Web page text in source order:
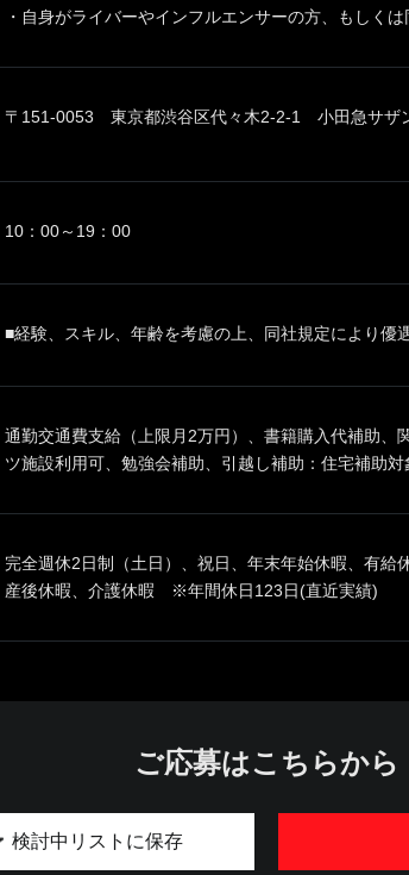
・自身がライバーやインフルエンサーの方、もしく
〒151-0053 東京都渋谷区代々木2-2-1 小田急サザ
10：00～19：00
■経験、スキル、年齢を考慮の上、同社規定により優
通勤交通費支給（上限月2万円）、書籍購入代補助
ツ施設利用可、勉強会補助、引越し補助：住宅補助
完全週休2日制（土日）、祝日、年末年始休暇、有
産後休暇、介護休暇 ※年間休日123日(直近実績)
ご応募はこちらから
検討中リストに保存